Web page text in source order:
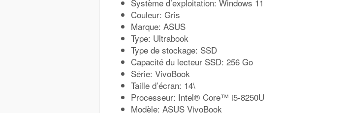
Système d’exploitation: Windows 11
Couleur: Gris
Marque: ASUS
Type: Ultrabook
Type de stockage: SSD
Capacité du lecteur SSD: 256 Go
Série: VivoBook
Taille d’écran: 14\
Processeur: Intel® Core™ i5-8250U
Modèle: ASUS VivoBook